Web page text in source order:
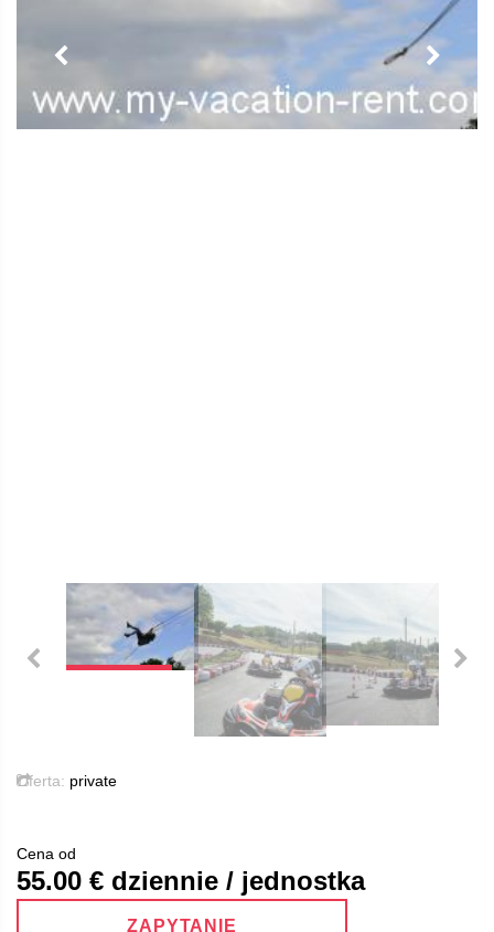
Oferta: private
Cena od
55.00 € dziennie / jednostka
ZAPYTANIE